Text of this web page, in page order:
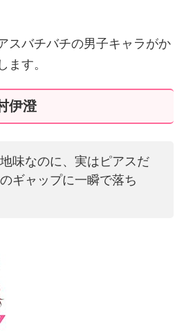
スバチバチの男子キャラがか
ます。
伊澄
味なのに、実はピアスだ
ギャップに一瞬で落ち